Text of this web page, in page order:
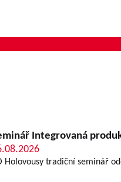
Integrovaná
Holovousy tradiční seminář